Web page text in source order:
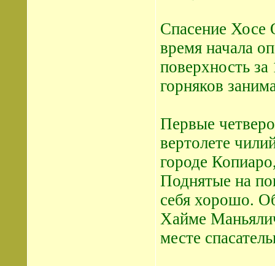
Спасение Хосе
время начала
поверхность
горняков
Первые
вертолете
городе
Поднятые на
себя хорошо.
Хайме
месте